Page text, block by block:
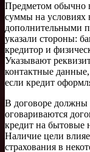
Предметом обычно
суммы на условиях
дополнительными
указали стороны:
кредитор и
Указывают
контактные данные,
если кредит
В договоре должны
оговариваются
кредит на бытовые
Наличие цели
страхования в